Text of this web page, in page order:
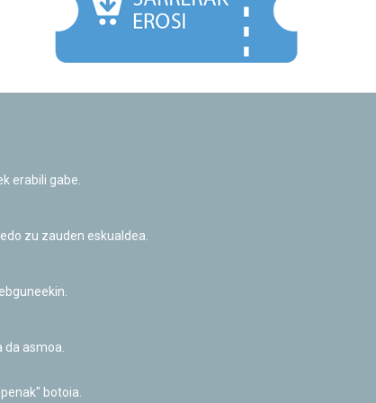
Informazio publikoa eskatzeko baimena
erabili gabe.
zu zauden eskualdea.
asmoa.
botoia.